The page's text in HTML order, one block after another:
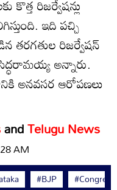
కొత్త రిజర్వేషన్లు
ఇది పచ్చి
తరగతుల రిజర్వేషన్
అన్నారు.
అనవసర ఆరోపణలు
andTelugu News
AM
#BJP #Congress